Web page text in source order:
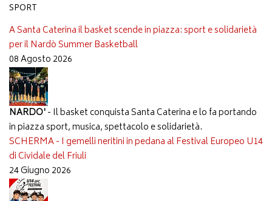
SPORT
A Santa Caterina il basket scende in piazza: sport e solidarietà
per il Nardò Summer Basketball
08 Agosto 2026
NARDO'- Il basket conquista Santa Caterina e lo fa portando
in piazza sport, musica, spettacolo e solidarietà.
SCHERMA - I gemelli neritini in pedana al Festival Europeo U14
di Cividale del Friuli
24 Giugno 2026